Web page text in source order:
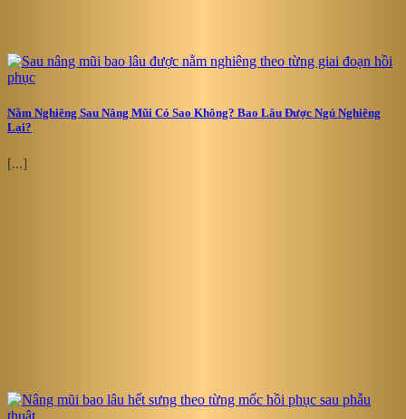
Nằm Nghiêng Sau Nâng Mũi Có Sao Không? Bao Lâu Được Ngủ Nghiêng
Lại?
[...]